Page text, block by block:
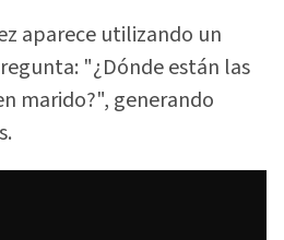
aparece utilizando un
"¿Dónde están las
marido?", generando